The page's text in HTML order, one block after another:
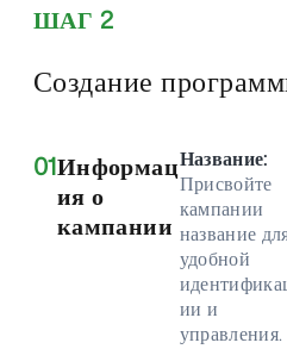
ШАГ 2
Создание
01Информац
ия о
кампании
Название:
Присвойте
кампании
название
удобной
ии и
управления.